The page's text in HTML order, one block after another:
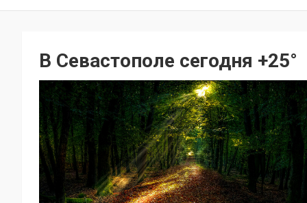
В Севастополе сегодня +25°